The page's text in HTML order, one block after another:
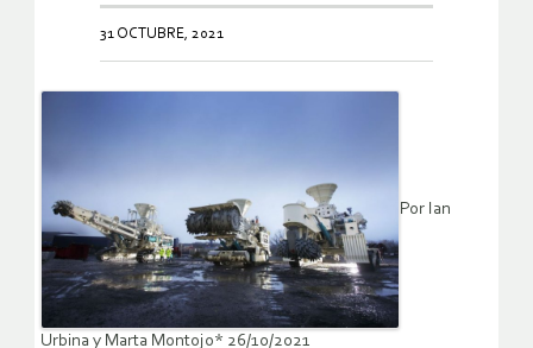
31 OCTUBRE, 2021
Por Ian
Urbina y Marta Montojo* 26/10/2021